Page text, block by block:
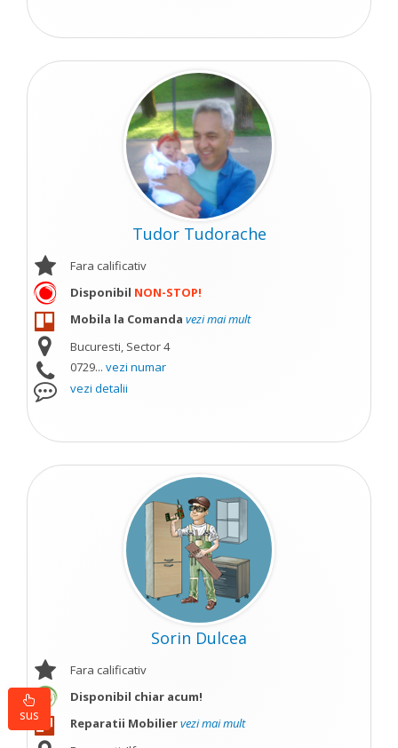
Tudor Tudorache
Fara calificativ
Disponibil NON-STOP!
Mobila la Comanda vezi mai mult
Bucuresti, Sector 4
0729... vezi numar
vezi detalii
Sorin Dulcea
Fara calificativ
Disponibil chiar acum!
Reparatii Mobiliervezi mai mult
sus